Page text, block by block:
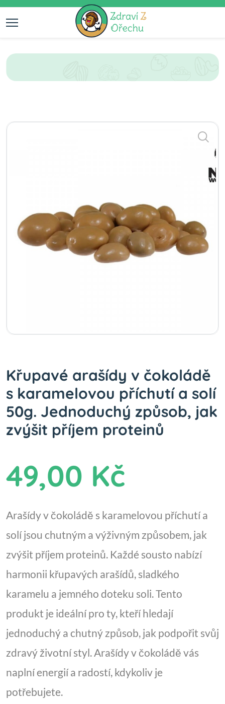
Křupavé arašídy v čokoládě
s karamelovou příchutí a solí
50g. Jednoduchý způsob, jak
zvýšit příjem proteinů
49,00 Kč
Arašídy v čokoládě s karamelovou příchutí a
solí jsou chutným a výživným způsobem, jak
zvýšit příjem proteinů. Každé sousto nabízí
harmonii křupavých arašídů, sladkého
karamelu a jemného doteku soli. Tento
produkt je ideální pro ty, kteří hledají
jednoduchý a chutný způsob, jak podpořit svůj
zdravý životní styl. Arašídy v čokoládě vás
naplní energií a radostí, kdykoliv je
potřebujete.